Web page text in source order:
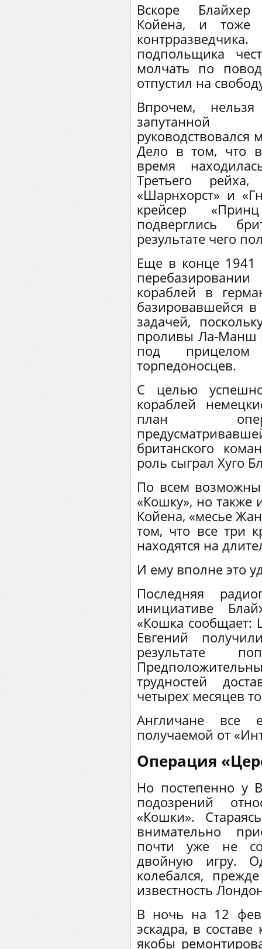
Вскоре Блайхер
Койена, и тоже
подпольщика
молчать по
отпустил на
Впрочем,
запутанной
руководствовался
Дело в том, что
время
Третьего
«Шарнхорст» и
крейсер
подверглись
результате чего
Еще в конце 1941
кораблей в
базировавшейся в
задачей,
проливы Ла-Манш
под прицелом
торпедоносцев.
С целью
кораблей
план
британского
роль сыграл Хуго
По всем
«Кошку», но также
Койена, «месье
том, что все три
находятся на
И ему вполне это
Последняя
инициативе
«Кошка сообщает:
Евгений
результате
трудностей
четырех месяцев
Англичане все
получаемой от
Операция
Но постепенно у
подозрений
«Кошки».
внимательно
почти уже не
двойную игру.
колебался,
известность
В ночь на 12
эскадра, в
якобы